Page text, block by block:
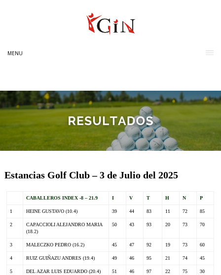
MENU
Estancias Golf Club – 3 de Julio del 2025
CABALLEROS INDEX -8 – 21.9 I V T H N P
1 HEINE GUSTAVO (10.4) 39 44 83 11 72 85
2
CAPACCIOLI ALEJANDRO MARIA
(18.2)
50 43 93 20 73 70
3 MALECZKO PEDRO (16.2) 45 47 92 19 73 60
4 RUIZ GUIÑAZU ANDRES (19.4) 49 46 95 21 74 45
5 DEL AZAR LUIS EDUARDO (20.4) 51 46 97 22 75 30